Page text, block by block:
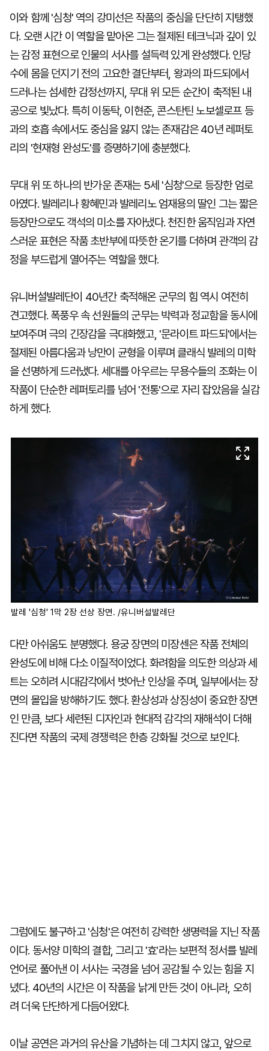
이와 함께 '심청' 역의 강미선은 작품의 중심을 단단히 지탱했
다. 오랜 시간 이 역할을 맡아온 그는 절제된 테크닉과 깊이 있
는 감정 표현으로 인물의 서사를 설득력 있게 완성했다. 인당
수에 몸을 던지기 전의 고요한 결단부터, 왕과의 파드되에서
드러나는 섬세한 감정선까지, 무대 위 모든 순간이 축적된 내
공으로 빛났다. 특히 이동탁, 이현준, 콘스탄틴 노보셀로프 등
과의 호흡 속에서도 중심을 잃지 않는 존재감은 40년 레퍼토
리의 '현재형 완성도'를 증명하기에 충분했다.
무대 위 또 하나의 반가운 존재는 5세 '심청'으로 등장한 엄로
아였다. 발레리나 황혜민과 발레리노 엄재용의 딸인 그는 짧은
등장만으로도 객석의 미소를 자아냈다. 천진한 움직임과 자연
스러운 표현은 작품 초반부에 따뜻한 온기를 더하며 관객의 감
정을 부드럽게 열어주는 역할을 했다.
유니버설발레단이 40년간 축적해온 군무의 힘 역시 여전히
견고했다. 폭풍우 속 선원들의 군무는 박력과 정교함을 동시에
보여주며 극의 긴장감을 극대화했고, '문라이트 파드되'에서는
절제된 아름다움과 낭만이 균형을 이루며 클래식 발레의 미학
을 선명하게 드러냈다. 세대를 아우르는 무용수들의 조화는 이
작품이 단순한 레퍼토리를 넘어 '전통'으로 자리 잡았음을 실감
하게 했다.
발레 '심청' 1막 2장 선상 장면. /유니버설발레단
다만 아쉬움도 분명했다. 용궁 장면의 미장센은 작품 전체의
완성도에 비해 다소 이질적이었다. 화려함을 의도한 의상과 세
트는 오히려 시대감각에서 벗어난 인상을 주며, 일부에서는 장
면의 몰입을 방해하기도 했다. 환상성과 상징성이 중요한 장면
인 만큼, 보다 세련된 디자인과 현대적 감각의 재해석이 더해
진다면 작품의 국제 경쟁력은 한층 강화될 것으로 보인다.
그럼에도 불구하고 '심청'은 여전히 강력한 생명력을 지닌 작품
이다. 동서양 미학의 결합, 그리고 '효'라는 보편적 정서를 발레
언어로 풀어낸 이 서사는 국경을 넘어 공감될 수 있는 힘을 지
녔다. 40년의 시간은 이 작품을 낡게 만든 것이 아니라, 오히
려 더욱 단단하게 다듬어왔다.
이날 공연은 과거의 유산을 기념하는 데 그치지 않고, 앞으로